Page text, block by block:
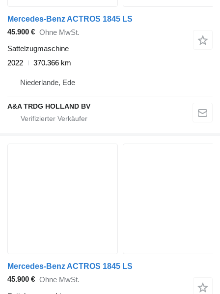
Mercedes-Benz ACTROS 1845 LS
45.900 € Ohne MwSt.
Sattelzugmaschine
2022
370.366 km
Niederlande, Ede
A&A TRDG HOLLAND BV
Mercedes-Benz ACTROS 1845 LS
45.900 € Ohne MwSt.